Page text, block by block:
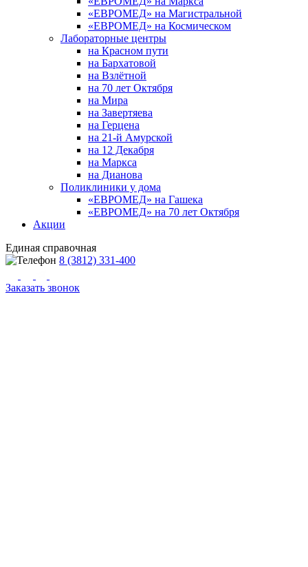
«ЕВРОМЕД» на Магистральной
«ЕВРОМЕД» на Космическом
Лабораторные центры
на Красном пути
на Бархатовой
на Взлётной
на 70 лет Октября
на Мира
на Завертяева
на Герцена
на 21-й Амурской
на 12 Декабря
на Маркса
на Дианова
Поликлиники у дома
«ЕВРОМЕД» на Гашека
«ЕВРОМЕД» на 70 лет Октября
Акции
Единая справочная
8 (3812) 331-400
Заказать звонок